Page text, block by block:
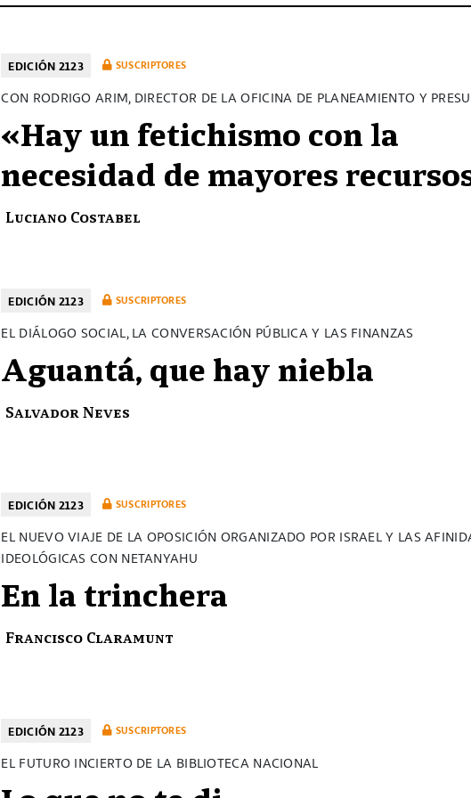
EDICIÓN 2123 SUSCRIPTORES
CON RODRIGO ARIM, DIRECTOR DE LA OFICINA DE PLANEAMIENTO Y
«Hay un fetichismo con la
necesidad de mayores
Luciano Costabel
EDICIÓN 2123 SUSCRIPTORES
EL DIÁLOGO SOCIAL, LA CONVERSACIÓN PÚBLICA Y LAS FINANZAS
Aguantá, que hay niebla
Salvador Neves
EDICIÓN 2123 SUSCRIPTORES
EL NUEVO VIAJE DE LA OPOSICIÓN ORGANIZADO POR ISRAEL Y LAS
IDEOLÓGICAS CON NETANYAHU
En la trinchera
Francisco Claramunt
EDICIÓN 2123 SUSCRIPTORES
EL FUTURO INCIERTO DE LA BIBLIOTECA NACIONAL